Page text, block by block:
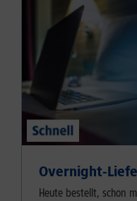
Overnight-
Heute bestellt, schon